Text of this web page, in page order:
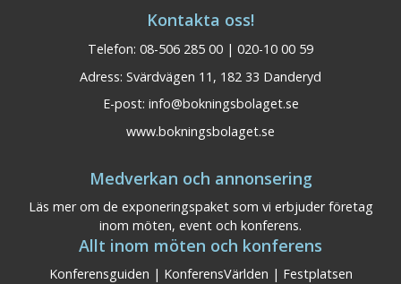
Kontakta oss!
Telefon: 08-506 285 00 | 020-10 00 59
Adress: Svärdvägen 11, 182 33 Danderyd
E-post: info@bokningsbolaget.se
www.bokningsbolaget.se
Medverkan och annonsering
Läs mer om de exponeringspaket som vi erbjuder företag
inom möten, event och konferens.
Allt inom möten och konferens
Konferensguiden | KonferensVärlden | Festplatsen